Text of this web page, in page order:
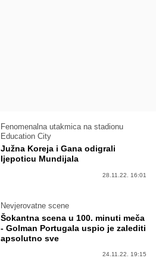
Fenomenalna utakmica na stadionu
Education City
Južna Koreja i Gana odigrali
ljepoticu Mundijala
28.11.22. 16:01
Nevjerovatne scene
Šokantna scena u 100. minuti meča
- Golman Portugala uspio je zalediti
apsolutno sve
24.11.22. 19:15